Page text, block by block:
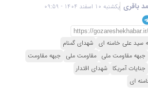
باقری یکشنبه 10 اسفند 1404 - 09:59
سید علی خامنه ای شهدای گمنام
جبهه مقاومت ملی مقاومت ملی جبهه مقاومت
جنایات آمریکا شهدای اقتدار
ای